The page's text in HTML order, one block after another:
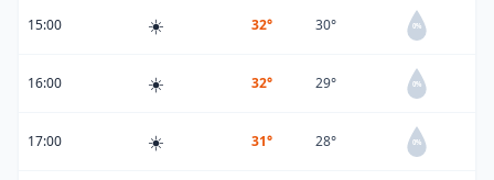
15:00 ☀️ 32° 30° 0%
16:00 ☀️ 32° 29° 0%
17:00 ☀️ 31° 28° 0%